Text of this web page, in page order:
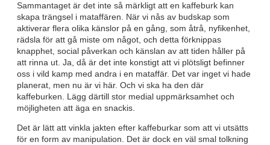
Sammantaget är det inte så märkligt att en kaffeburk kan
skapa trängsel i mataffären. När vi nås av budskap som
aktiverar flera olika känslor på en gång, som åtrå, nyfikenhet,
rädsla för att gå miste om något, och detta förknippas
knapphet, social påverkan och känslan av att tiden håller på
att rinna ut. Ja, då är det inte konstigt att vi plötsligt befinner
oss i vild kamp med andra i en mataffär. Det var inget vi hade
planerat, men nu är vi här. Och vi ska ha den där
kaffeburken. Lägg därtill stor medial uppmärksamhet och
möjligheten att äga en snackis.
Det är lätt att vinkla jakten efter kaffeburkar som att vi utsätts
för en form av manipulation. Det är dock en väl smal tolkning